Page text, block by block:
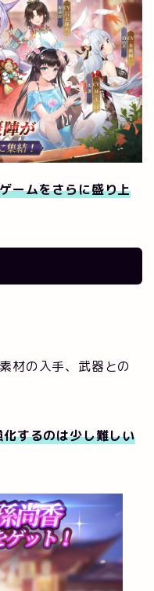
ームをさらに盛り上
材の入手、武器との
するのは少し難しい